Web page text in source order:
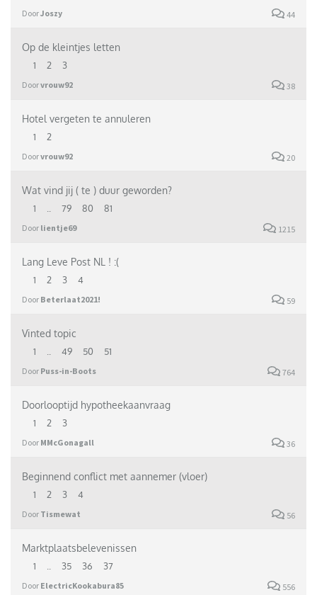
DoorJoszy 44
Op de kleintjes letten
1 2 3
Doorvrouw92 38
Hotel vergeten te annuleren
1 2
Doorvrouw92 20
Wat vind jij ( te ) duur geworden?
1 79 80 81
Door lientje69 1215
Lang Leve Post NL ! :(
1 2 3 4
Door Beterlaat2021! 59
Vinted topic
1 49 50 51
Door Puss-in-Boots 764
Doorlooptijd hypotheekaanvraag
1 2 3
Door MMcGonagall 36
Beginnend conflict met aannemer (vloer)
1 2 3 4
Door Tismewat 56
Marktplaatsbelevenissen
1 35 36 37
Door ElectricKookabura85 556